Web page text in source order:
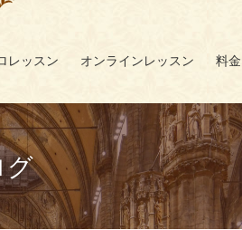
レッスン オンラインレッスン 料金
グ